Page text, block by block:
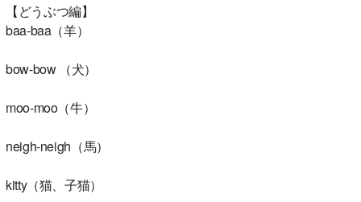
【どうぶつ編】
baa-baa（羊）
bow-bow （犬）
moo-moo（牛）
neigh-neigh（馬）
kitty（猫、子猫）